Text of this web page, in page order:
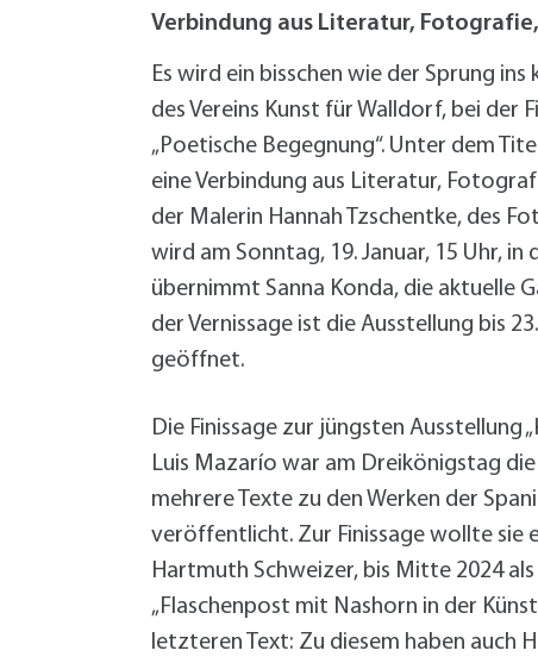
Veranstaltungskalender
Was erledige ich wo?
Wegbeschreibung
Zahlen und Fakten
Verbindung aus Literatur,
Es wird ein bisschen wie der Sprung
des Vereins Kunst für Walldorf, bei der
„Poetische Begegnung“. Unter dem
eine Verbindung aus Literatur,
der Malerin Hannah Tzschentke, des
wird am Sonntag, 19. Januar, 15 Uhr,
übernimmt Sanna Konda, die aktuelle
der Vernissage ist die Ausstellung bis
geöffnet.
Die Finissage zur jüngsten Ausstellung
Luis Mazarío war am Dreikönigstag
mehrere Texte zu den Werken der
veröffentlicht. Zur Finissage wollte sie
Hartmuth Schweizer, bis Mitte 2024
„Flaschenpost mit Nashorn in der
letzteren Text: Zu diesem haben auch